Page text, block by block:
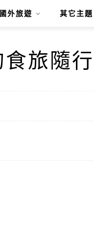
國外旅遊 其它主題